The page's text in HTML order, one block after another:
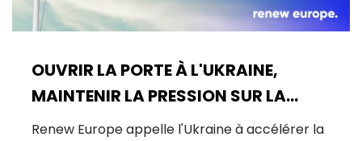
OUVRIR LA PORTE À L'UKRAINE,
MAINTENIR LA PRESSION SUR LA
RUSSIE
Renew Europe appelle l'Ukraine à accélérer la